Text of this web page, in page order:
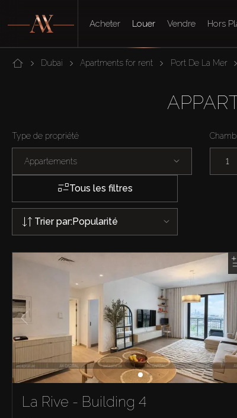
Acheter Louer Vendre Hors
Dubai Apartments for rent Port De La Mer
Type de propriété
Appartements 1
Tous les filtres
Trier par:Popularité
La Rive - Building 4